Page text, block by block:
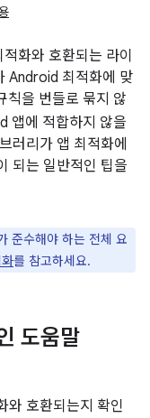
화와 호환되는 라이
Android 최적화에 맞
칙을 번들로 묶지 않
앱에 적합하지 않을
러리가 앱 최적화에
되는 일반적인 팁을
준수해야 하는 전체 요
를 참고하세요.
도움말
와 호환되는지 확인